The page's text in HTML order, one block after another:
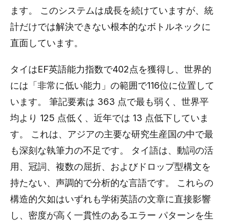
ます。 このシステムは成長を続けていますが、統
計だけでは解決できない根本的なボトルネックに
直面しています。
タイはEF英語能力指数で402点を獲得し、世界的
には「非常に低い能力」の範囲で116位に位置して
います。 筆記要素は 363 点で最も弱く、世界平
均より 125 点低く、近年では 13 点低下していま
す。 これは、アジアの主要な研究生産国の中で最
も深刻な執筆力の不足です。 タイ語は、動詞の活
用、冠詞、複数の屈折、およびドロップ型構文を
持たない、声調的で分析的な言語です。 これらの
構造的欠如はいずれも学術英語の文章に直接影響
し、密度が高く一貫性のあるエラー パターンを生